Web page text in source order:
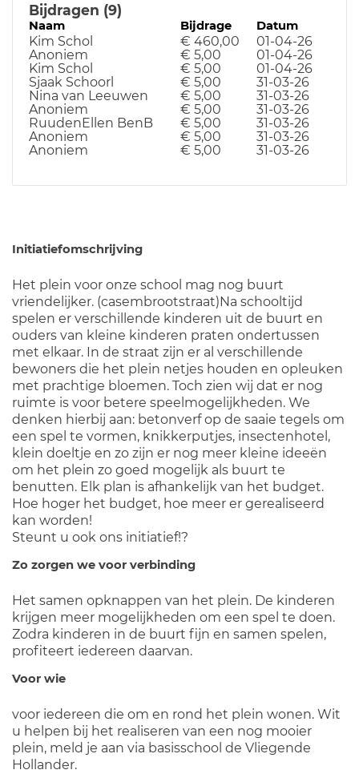
Bijdragen (9)
Naam Bijdrage Datum
Kim Schol € 460,00
01-04-26
Anoniem
€ 5,00
01-04-26
Kim Schol
€ 5,00
01-04-26
Sjaak Schoorl
€ 5,00
31-03-26
Nina van Leeuwen
€ 5,00
31-03-26
Anoniem
€ 5,00
31-03-26
RuudenEllen BenB
€ 5,00
31-03-26
Anoniem
€ 5,00
31-03-26
Anoniem
€ 5,00 31-03-26
Initiatiefomschrijving
Het plein voor onze school mag nog buurt
vriendelijker. (casembrootstraat)Na schooltijd
spelen er verschillende kinderen uit de buurt en
ouders van kleine kinderen praten ondertussen
met elkaar. In de straat zijn er al verschillende
bewoners die het plein netjes houden en opleuken
met prachtige bloemen. Toch zien wij dat er nog
ruimte is voor betere speelmogelijkheden. We
denken hierbij aan: betonverf op de saaie tegels om
een spel te vormen, knikkerputjes, insectenhotel,
klein doeltje en zo zijn er nog meer kleine ideeën
om het plein zo goed mogelijk als buurt te
benutten. Elk plan is afhankelijk van het budget.
Hoe hoger het budget, hoe meer er gerealiseerd
kan worden!
Steunt u ook ons initiatief!?
Zo zorgen we voor verbinding
Het samen opknappen van het plein. De kinderen
krijgen meer mogelijkheden om een spel te doen.
Zodra kinderen in de buurt fijn en samen spelen,
profiteert iedereen daarvan.
Voor wie
voor iedereen die om en rond het plein wonen. Wit
u helpen bij het realiseren van een nog mooier
plein, meld je aan via basisschool de Vliegende
Hollander.